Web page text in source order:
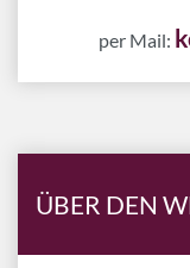
per Mail:
ÜBER DEN